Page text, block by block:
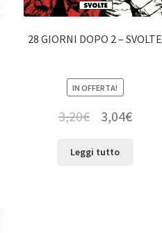
28 GIORNI DOPO 2 – SVOLTE
IN OFFERTA!
3,20€ 3,04€
Leggi tutto